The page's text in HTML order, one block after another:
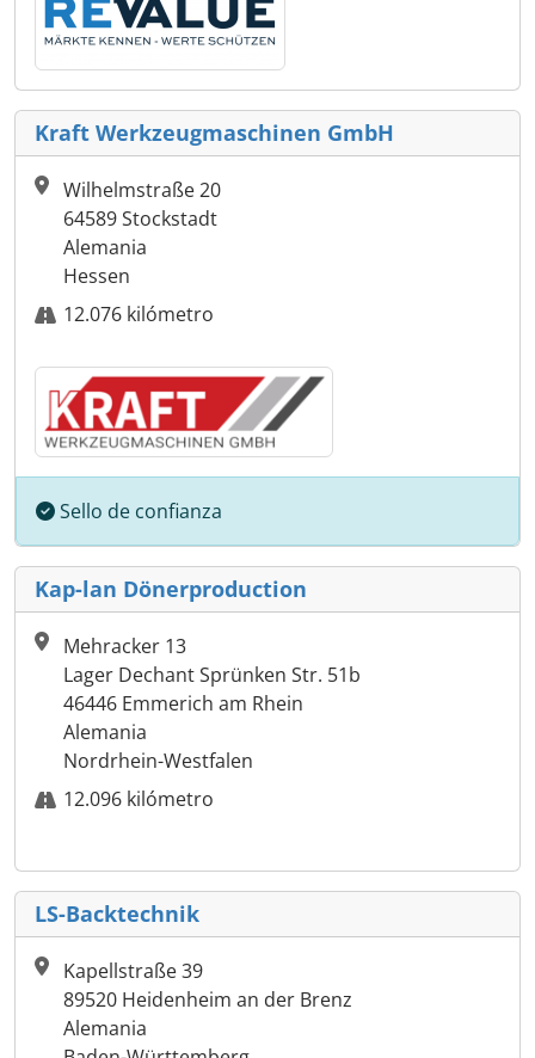
Kraft Werkzeugmaschinen GmbH
Wilhelmstraße 20
64589 Stockstadt
Alemania
Hessen
12.076 kilómetro
Sello de confianza
Kap-lan Dönerproduction
Mehracker 13
Lager Dechant Sprünken Str. 51b
46446 Emmerich am Rhein
Alemania
Nordrhein-Westfalen
12.096 kilómetro
LS-Backtechnik
Kapellstraße 39
89520 Heidenheim an der Brenz
Alemania